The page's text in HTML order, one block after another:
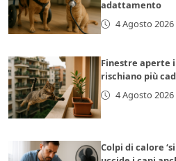
adattamento
4 Agosto 2026
Finestre aperte
rischiano più
4 Agosto 2026
Colpi di calore